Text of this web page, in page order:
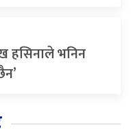
हसिनाले भनिन